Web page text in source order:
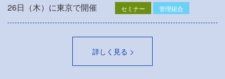
26日（木）に東京で開催
セミナー 管理組合
詳しく見る